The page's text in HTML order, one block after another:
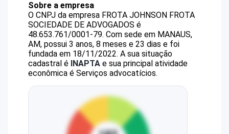
Sobre a empresa
O CNPJ da empresa FROTA JOHNSON FROTA
SOCIEDADE DE ADVOGADOS é
48.653.761/0001-79. Com sede em MANAUS,
AM, possui 3 anos, 8 meses e 23 dias e foi
fundada em 18/11/2022. A sua situação
cadastral é INAPTA e sua principal atividade
econômica é Serviços advocatícios.